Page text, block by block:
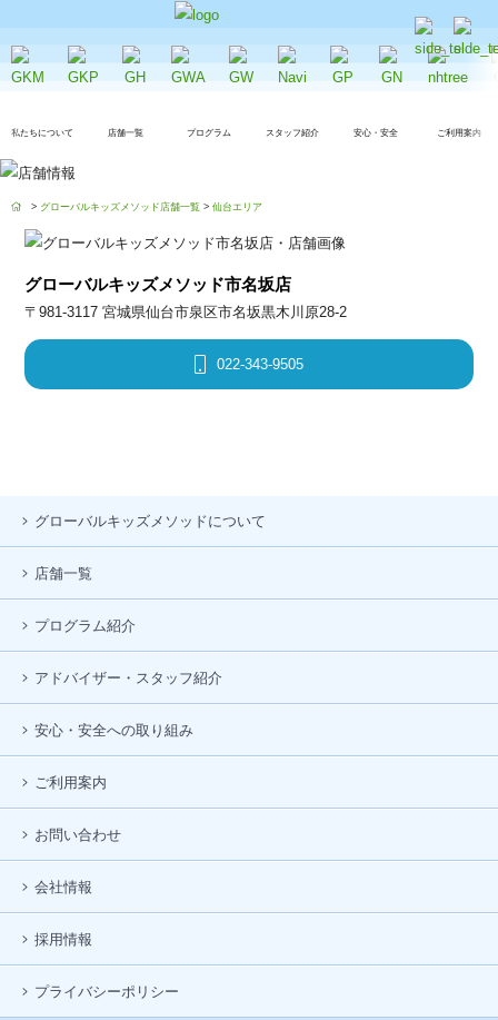
私たちについて 店舗一覧 プログラム スタッフ紹介 安心・安全 ご利用案内
> グローバルキッズメソッド店舗一覧> 仙台エリア
グローバルキッズメソッド市名坂店
〒981-3117 宮城県仙台市泉区市名坂黒木川原28-2
022-343-9505
グローバルキッズメソッドについて
店舗一覧
プログラム紹介
アドバイザー・スタッフ紹介
安心・安全への取り組み
ご利用案内
お問い合わせ
会社情報
採用情報
プライバシーポリシー